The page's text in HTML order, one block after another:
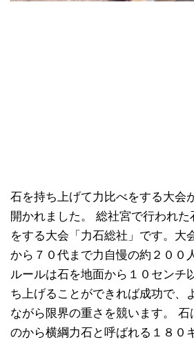
石を持ち上げて力比べをする大会
開かれました。 総社宮で行われ
をする大会「力石総社」です。大
から７０代まで力自慢の約２００
ルールは石を地面から１０センチ
ち上げることができれば成功で、
ながら限界の重さを競います。 石
のから横綱力石と呼ばれる１８０